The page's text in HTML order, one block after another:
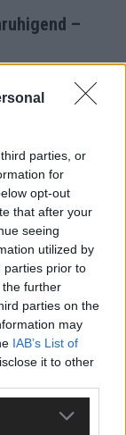
parties, or
for
opt-out
that after your
seeing
utilized by
parties prior to
further
parties on the
may
IAB’s List of
it to other
–
Halbfinales
– vier sicher,